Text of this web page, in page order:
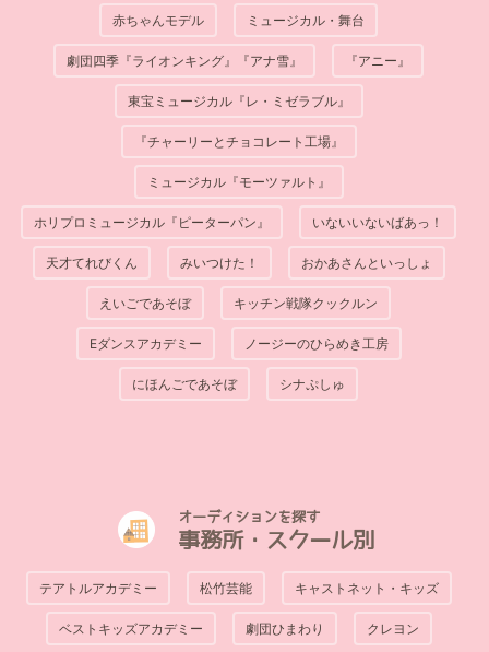
赤ちゃんモデル ミュージカル・舞台
劇団四季『ライオンキング』『アナ雪』 『アニー』
東宝ミュージカル『レ・ミゼラブル』
『チャーリーとチョコレート工場』
ミュージカル『モーツァルト』
ホリプロミュージカル『ピーターパン』 いないいないばあっ！
天才てれびくん みいつけた！ おかあさんといっしょ
えいごであそぼ キッチン戦隊クックルン
Eダンスアカデミー ノージーのひらめき工房
にほんごであそぼ シナぷしゅ
オーディションを探す
事務所・スクール別
テアトルアカデミー 松竹芸能 キャストネット・キッズ
ベストキッズアカデミー 劇団ひまわり クレヨン